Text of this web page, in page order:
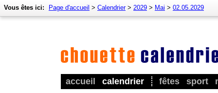
accueil calendrier fêtes sport
Vous êtes ici: Page d'accueil > Calendrier> 2029 > Mai > 02.05.2029